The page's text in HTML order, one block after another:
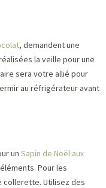
, demandent une
la veille pour une
sera votre allié pour
au réfrigérateur avant
un Sapin de Noël aux
Pour les
collerette. Utilisez des